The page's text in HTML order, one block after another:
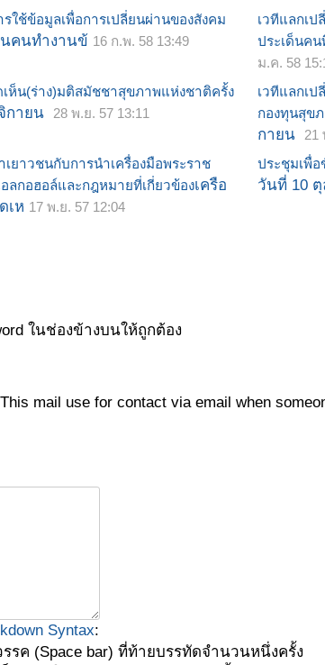
ใช้ข้อมูลเพื่อการเปลี่ยนผ่านของสังคม
คนทำงานข้ 16 ก.พ. 58 13:49
เวทีแลกเ
ประเด็นคน
ม.ค. 58
ห็น(ร่าง)มติสมัชชาสุขภาพแห่งชาติครั้ง
กายน 28 พ.ย. 57 13:11
เวทีแลกเ
กองทุนสุข
กายน
21
ยาวชนกับการนำเครื่องมือพระราช
กอฮอล์และกฎหมายที่เกี่ยวข้องเครือ
เห 17 พ.ย. 57 12:04
ประชุมเพื่
วันที่ 10
ในช่องข้างบนให้ถูกต้อง
mail use for contact via email when
Syntax:
รค (Space bar) ที่ท้ายบรรทัดจำนวนหนึ่งครั้ง